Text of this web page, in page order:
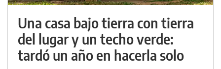
Una casa bajo tierra con tierra
del lugar y un techo verde:
tardó un año en hacerla solo